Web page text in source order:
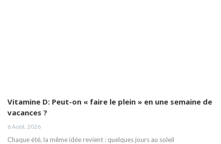
Vitamine D: Peut-on « faire le plein » en une semaine de
vacances ?
6 Août, 2026
Chaque été, la même idée revient : quelques jours au soleil